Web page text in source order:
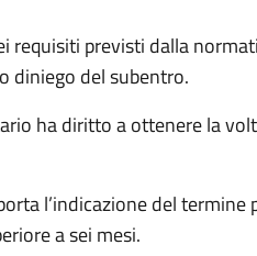
requisiti previsti dalla
diniego del subentro.
ha diritto a ottenere la
l’indicazione del termine
a sei mesi.